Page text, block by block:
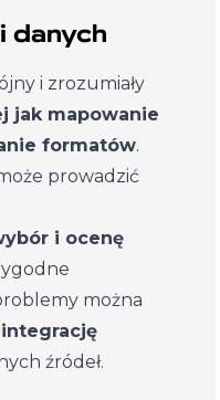
danych
i zrozumiały
jak mapowanie
formatów.
prowadzić
i ocenę
można
źródeł.